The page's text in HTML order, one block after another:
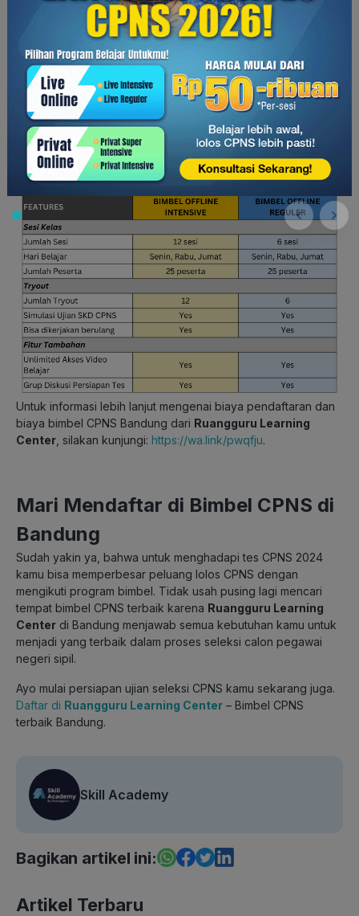
Sementara itu, peserta Program Regular akan mendapatkan 6
sesi belajar tatap muka secaraoffline
dengan total sesi
secara keseluruhan berlangsung sampai dengan 25+ jam.
Peserta Program Regular juga akan mendapatkan 12 kali
outdan latihan soal.
Kedua program ini memiliki fitur yang sama, seperti simulasi
ujian SKD CPNS,unlimitedakses video belajar, dan grup
diskusi persiapan tes.
Berikut adalah perbandingan antara kedua program:
Untuk informasi lebih lanjut mengenai biaya pendaftaran dan
biaya bimbel CPNS Bandung dari Ruangguru Learning
Center , silakan kunjungi: https://wa.link/pwqfju.
Mari Mendaftar di Bimbel CPNS di
Bandung
Sudah yakin ya, bahwa untuk menghadapi tes CPNS 2024
kamu bisa memperbesar peluang lolos CPNS dengan
mengikuti program bimbel. Tidak usah pusing lagi mencari
tempat bimbel CPNS terbaik karena Ruangguru Learning
Center di Bandung menjawab semua kebutuhan kamu untuk
menjadi yang terbaik dalam proses seleksi calon pegawai
negeri sipil.
Ayo mulai persiapan ujian seleksi CPNS kamu sekarang juga.
Daftar di Ruangguru Learning Center – Bimbel CPNS
terbaik Bandung.
Skill Academy
Bagikan artikel ini:
Artikel Terbaru